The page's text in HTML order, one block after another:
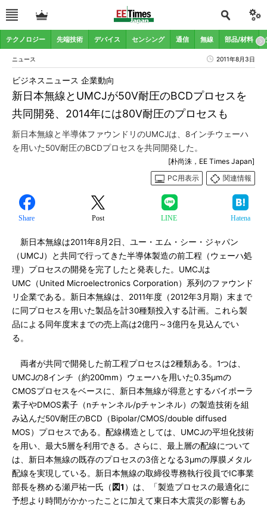
テクノロジー 先端技術 デバイス センシング 通信 無線 部品/材料
ニュース 2011年8月3日
新日本無線とUMCJが50V耐圧のBCDプロセスを
共同開発、2014年には80V耐圧のプロセスも
ビジネスニュース 企業動向
新日本無線と半導体ファウンドリのUMCJは、8インチウェーハ
を用いた50V耐圧のBCDプロセスを共同開発した。
[朴尚洙，EE Times Japan]
PC用表示
関連情報
Share Post LINE Hatena
新日本無線は2011年8月2日、ユー・エム・シー・ジャパン
（UMCJ）と共同で行ってきた半導体製造の前工程（ウェーハ処
理）プロセスの開発を完了したと発表した。UMCJは
UMC（United Microelectronics Corporation）系列のファウンド
リ企業である。新日本無線は、2011年度（2012年3月期）末まで
に同プロセスを用いた製品を計30種類投入する計画。これら製
品による同年度末までの売上高は2億円～3億円を見込んでい
る。
両者が共同で開発した前工程プロセスは2種類ある。1つは、
UMCJの8インチ（約200mm）ウェーハを用いた0.35μmの
CMOSプロセスをベースに、新日本無線が得意とするバイポーラ
素子やDMOS素子（nチャンネル/pチャンネル）の製造技術を組
み込んだ50V耐圧のBCD（Bipolar/CMOS/double diffused
MOS）プロセスである。配線構造としては、UMCJの平坦化技術
を用い、最大5層を利用できる。さらに、最上層の配線について
は、新日本無線の既存のプロセスの3倍となる3μmの厚膜メタル
配線を実現している。新日本無線の取締役専務執行役員でIC事業
部長を務める瀬戸祐一氏（ 図1 ）は、「製造プロセスの最適化に
予想より時間がかかったことに加えて東日本大震災の影響もあ